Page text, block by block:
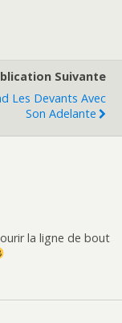
Suivante
Les Devants Avec
Son Adelante
la ligne de bout